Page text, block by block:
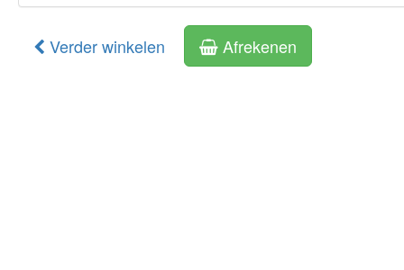
Verder winkelen Afrekenen